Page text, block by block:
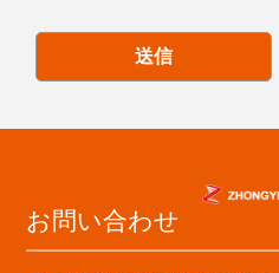
送信
お問い合わせ